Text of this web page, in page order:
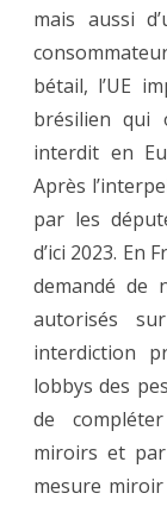
mais aussi
bétail, l’UE
brésilien qui
interdit en
Après
par les
d’ici 2023. En
demandé de
autorisés
interdiction
lobbys des
de
miroirs et
mesure